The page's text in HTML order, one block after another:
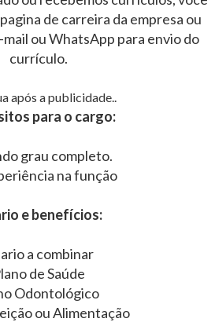
de carreira da empresa ou
ou WhatsApp para envio do
currículo.
após a publicidade..
para o cargo:
grau completo.
na função
e benefícios:
a combinar
de Saúde
Odontológico
ou Alimentação